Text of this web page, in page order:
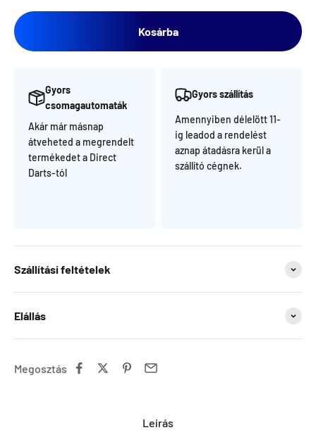
Kosárba
Gyors
csomagautomaták
Akár már másnap
átveheted a megrendelt
termékedet a Direct
Darts-tól
Gyors szállítás
Amennyiben délelött 11-
ig leadod a rendelést
aznap átadásra kerül a
szállító cégnek.
Szállítási feltételek
Elállás
Megosztás
Leírás